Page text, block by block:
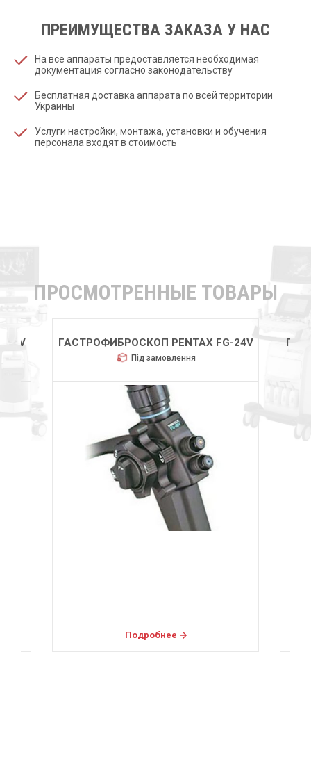
ПРЕИМУЩЕСТВА ЗАКАЗА У НАС
На все аппараты предоставляется необходимая
документация согласно законодательству
Бесплатная доставка аппарата по всей территории
Украины
Услуги настройки, монтажа, установки и обучения
персонала входят в стоимость
ПРОСМОТРЕННЫЕ ТОВАРЫ
24V ГАСТРОФИБРОСКОП PENTAX FG-24V
Під замовлення
Подробнее